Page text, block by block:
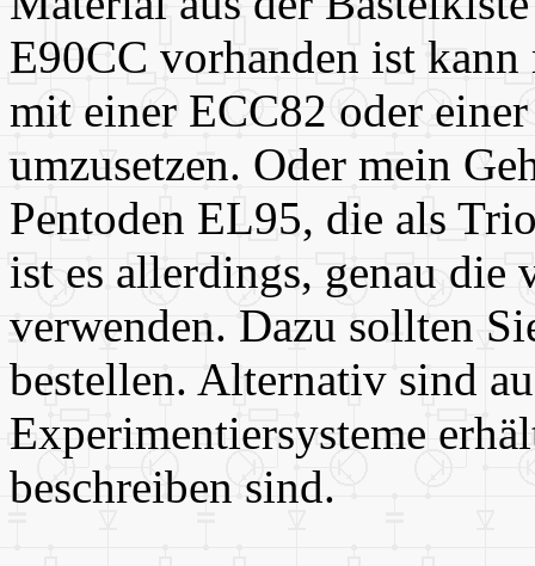
E90CC vorhanden ist
mit einer ECC82 oder
umzusetzen. Oder mein
Pentoden EL95, die als
ist es allerdings, genau die
verwenden. Dazu sollten
bestellen. Alternativ sind
Experimentiersysteme
beschreiben sind.